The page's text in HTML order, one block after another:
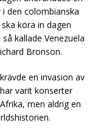
den colombianska
köra in dagen
kallade Venezuela
Bronson.
en invasion av
varit konserter
men aldrig en